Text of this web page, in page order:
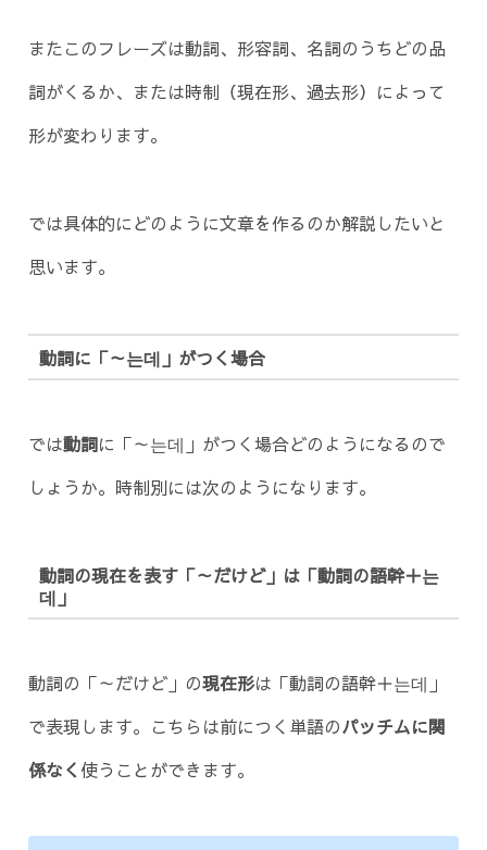
またこのフレーズは動詞、形容詞、名詞のうちどの品
詞がくるか、または時制（現在形、過去形）によって
形が変わります。
では具体的にどのように文章を作るのか解説したいと
思います。
動詞に「～는데」がつく場合
では動詞に「～는데」がつく場合どのようになるので
しょうか。時制別には次のようになります。
動詞の現在を表す「～だけど」は「動詞の語幹＋는
데」
動詞の「～だけど」の現在形は「動詞の語幹＋는데」
で表現します。こちらは前につく単語のパッチムに関
係なく 使うことができます。